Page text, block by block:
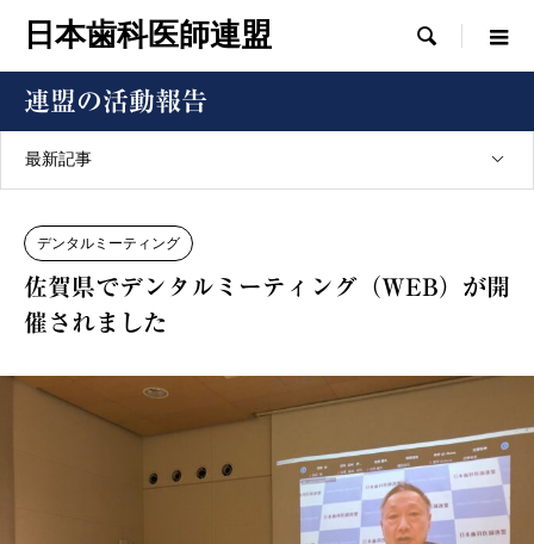
日本歯科医師連盟 
連盟の活動報告
最新記事
デンタルミーティング
佐賀県でデンタルミーティング（WEB）が開
催されました